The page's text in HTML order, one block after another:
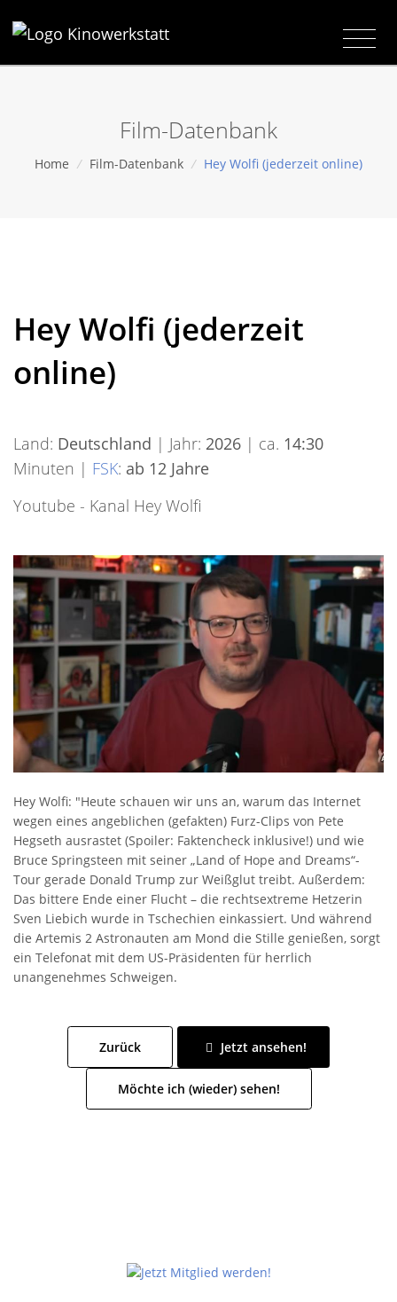
Film-Datenbank
Home / Film-Datenbank / Hey Wolfi (jederzeit online)
Hey Wolfi (jederzeit
online)
Land: Deutschland | Jahr: 2026 | ca. 14:30
Minuten | FSK: ab 12 Jahre
Youtube - Kanal Hey Wolfi
Hey Wolfi: "Heute schauen wir uns an, warum das Internet
wegen eines angeblichen (gefakten) Furz-Clips von Pete
Hegseth ausrastet (Spoiler: Faktencheck inklusive!) und wie
Bruce Springsteen mit seiner „Land of Hope and Dreams“-
Tour gerade Donald Trump zur Weißglut treibt. Außerdem:
Das bittere Ende einer Flucht – die rechtsextreme Hetzerin
Sven Liebich wurde in Tschechien einkassiert. Und während
die Artemis 2 Astronauten am Mond die Stille genießen, sorgt
ein Telefonat mit dem US-Präsidenten für herrlich
unangenehmes Schweigen.
Zurück Jetzt ansehen!
Möchte ich (wieder) sehen!